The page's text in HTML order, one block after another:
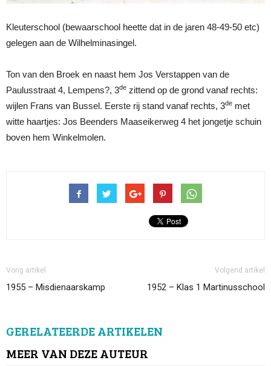
Kleuterschool (bewaarschool heette dat in de jaren 48-49-50 etc)
gelegen aan de Wilhelminasingel.
Ton van den Broek en naast hem Jos Verstappen van de
Paulusstraat 4, Lempens?, 3de zittend op de grond vanaf rechts:
wijlen Frans van Bussel. Eerste rij stand vanaf rechts, 3de met
witte haartjes: Jos Beenders Maaseikerweg 4 het jongetje schuin
boven hem Winkelmolen.
Vorig artikel
1955 – Misdienaarskamp
Volgend artikel
1952 – Klas 1 Martinusschool
GERELATEERDE ARTIKELEN
MEER VAN DEZE AUTEUR